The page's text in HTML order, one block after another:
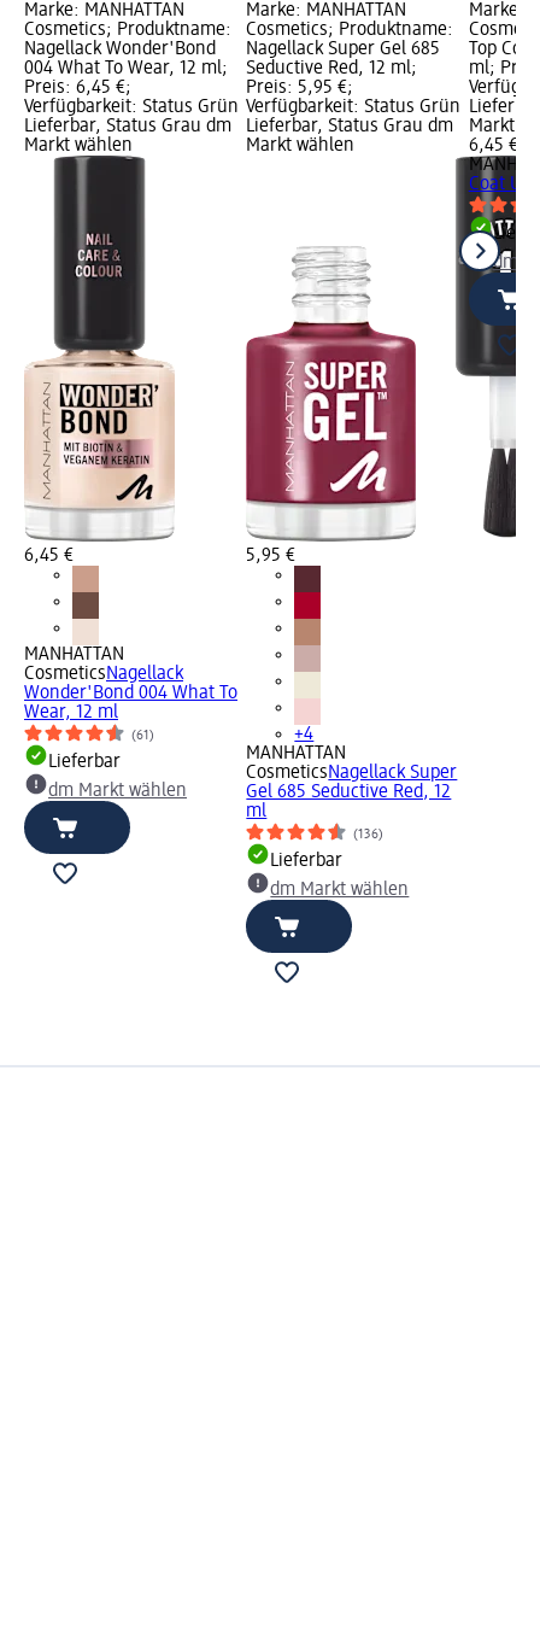
Marke: MANHATTAN
Cosmetics; Produktname:
Nagellack Wonder'Bond
004 What To Wear, 12 ml;
Preis: 6,45 €;
Verfügbarkeit: Status Grün
Lieferbar, Status Grau dm
Markt wählen
6,45 €
MANHATTAN
CosmeticsNagellack
Wonder'Bond 004 What To
Wear, 12 ml
(61)
Lieferbar
dm Markt wählen
Marke: MANHATTAN
Cosmetics; Produktname:
Nagellack Super Gel 685
Seductive Red, 12 ml;
Preis: 5,95 €;
Verfügbarkeit: Status Grün
Lieferbar, Status Grau dm
Markt wählen
5,95 €
+4
MANHATTAN
CosmeticsNagellack Super
Gel 685 Seductive Red, 12
ml
(136)
Lieferbar
dm Markt wählen
Marke:
Top
ml;
Markt
6,45 €
Coat
dm